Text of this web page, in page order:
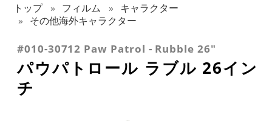
トップ フィルム
キャラクター
その他海外キャラクター
#010-30712 Paw Patrol - Rubble 26"
パウパトロール ラブル 26イン
チ